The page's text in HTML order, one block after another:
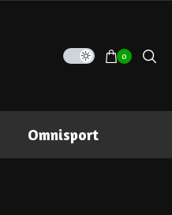
0
Omnisport